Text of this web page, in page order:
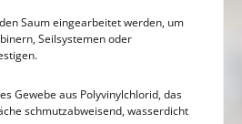
Saum eingearbeitet werden, um
Seilsystemen oder
Gewebe aus Polyvinylchlorid, das
schmutzabweisend, wasserdicht